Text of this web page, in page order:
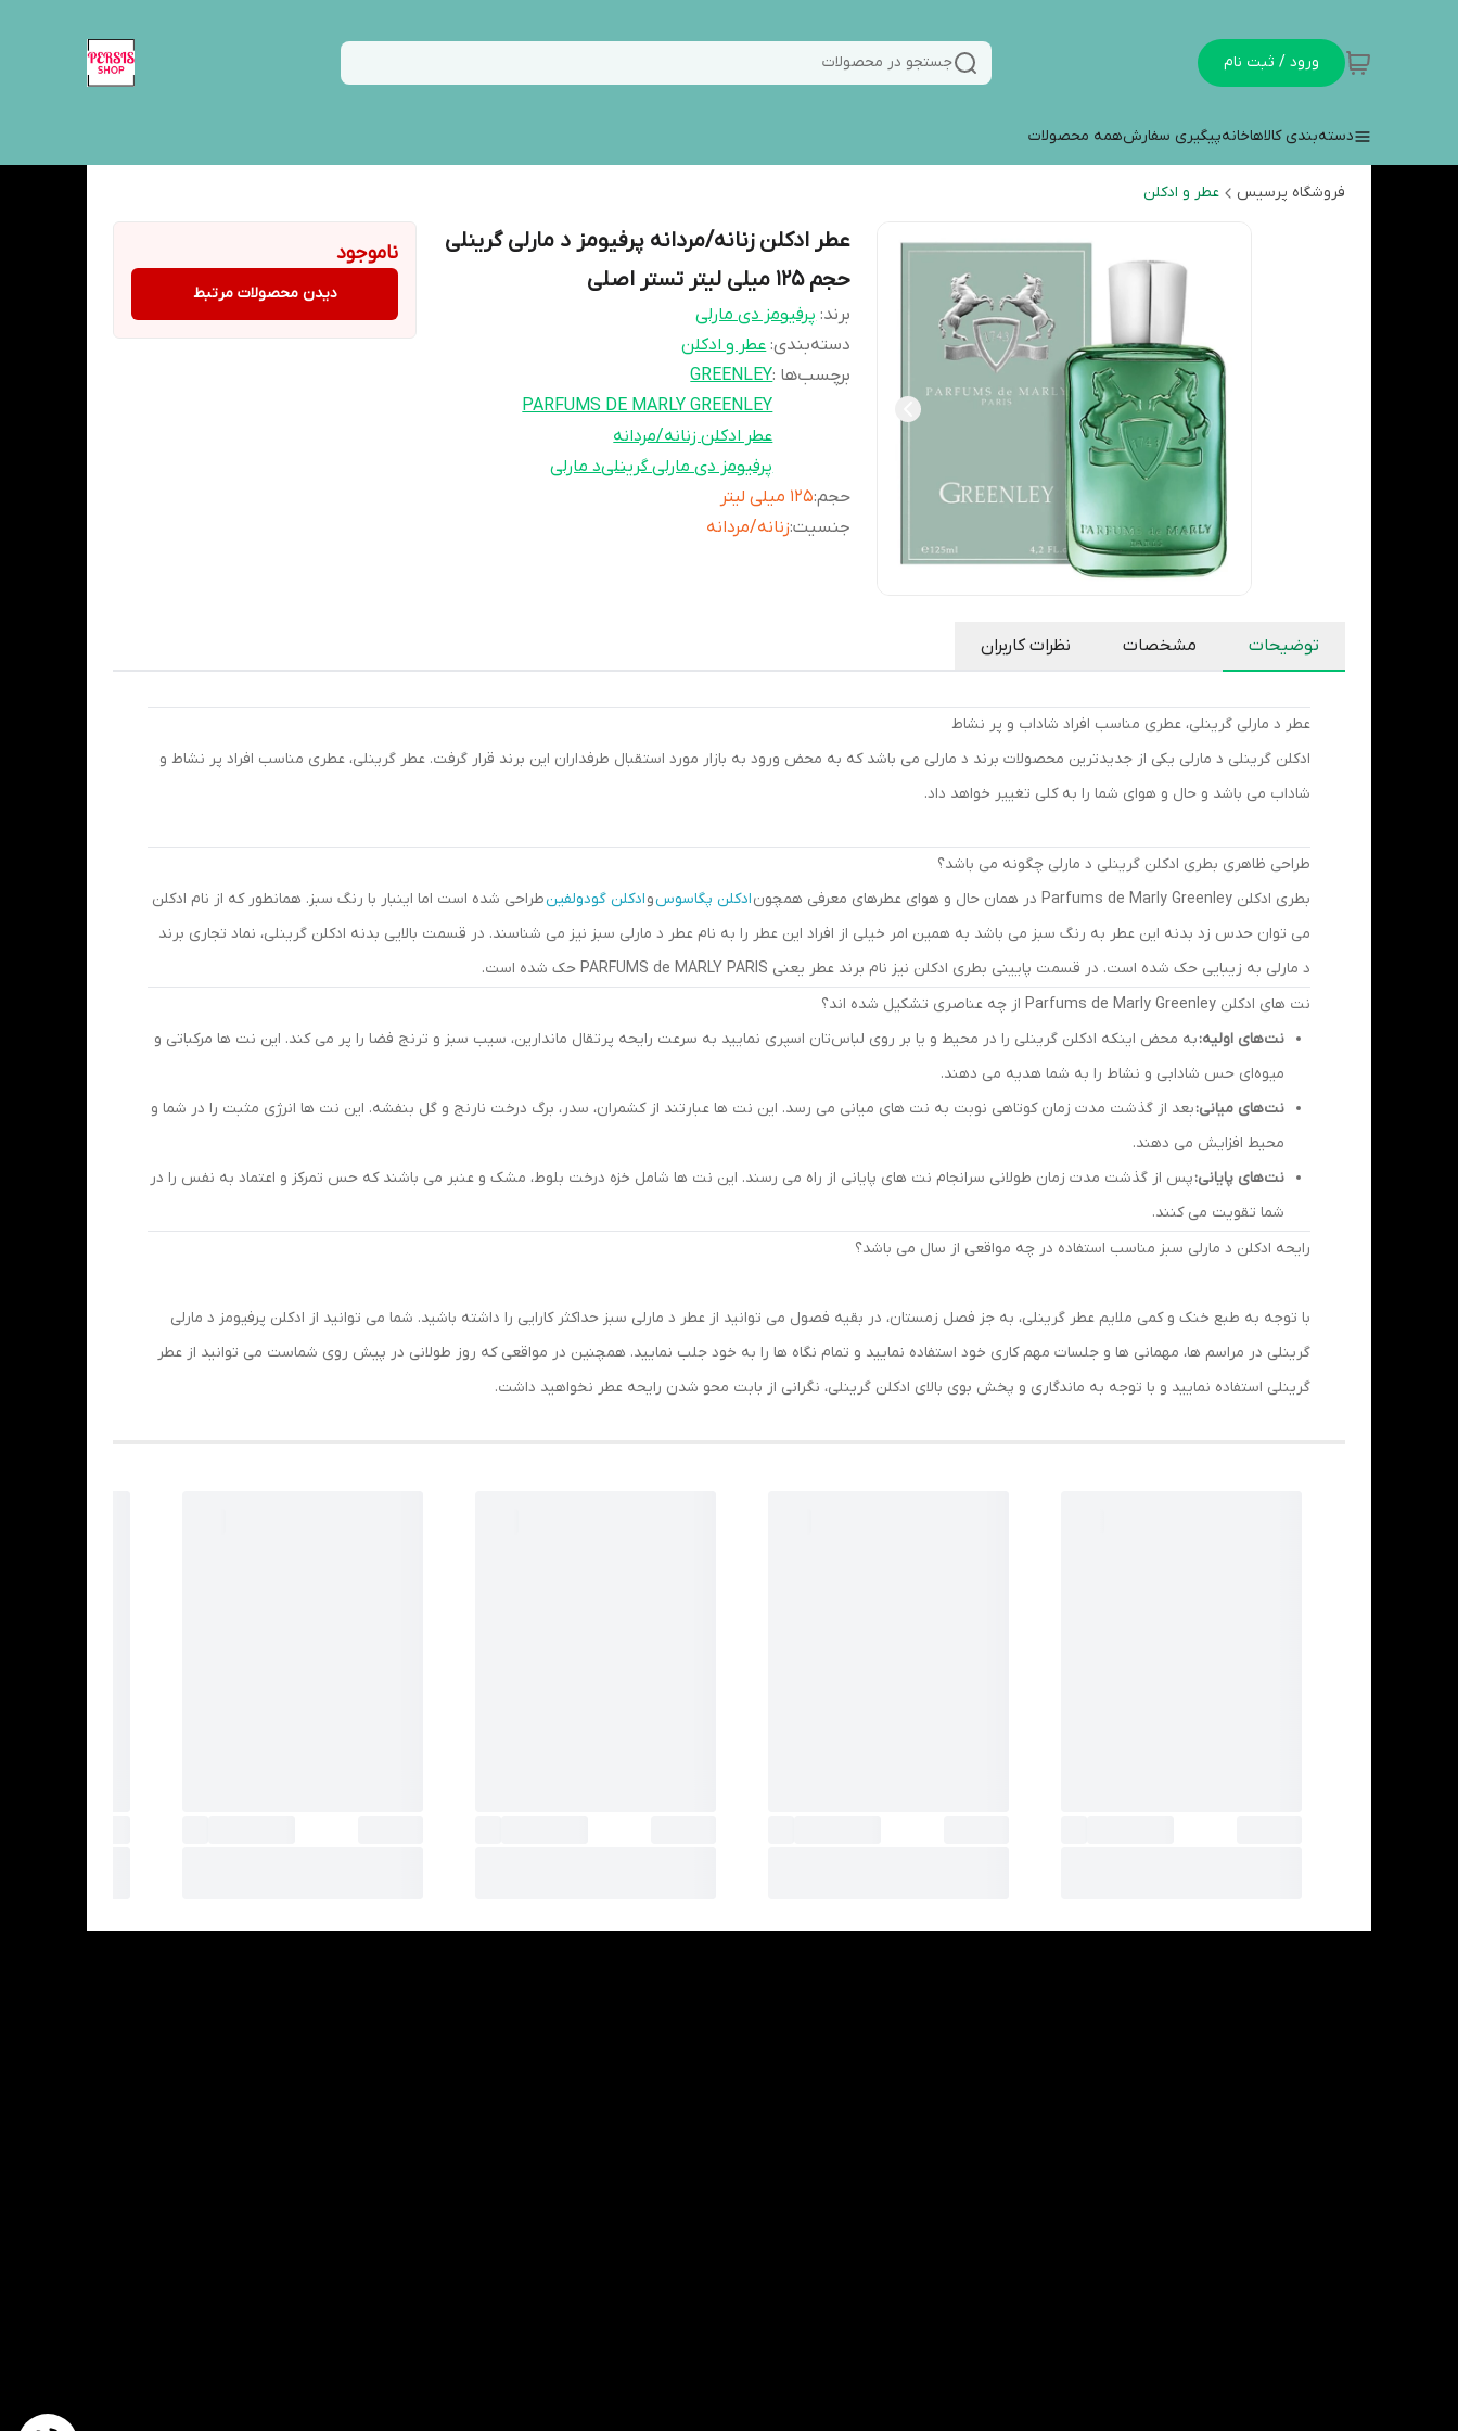
ورود / ثبت نام جستجو در محصولات
دسته‌بندی کالاهاخانهپیگیری سفارشهمه محصولات
فروشگاه پرسیس عطر و ادکلن
عطر ادکلن زنانه/مردانه پرفیومز د مارلی گرینلی
حجم 125 میلی لیتر تستر اصلی
برند: پرفیومز دی مارلی
دسته‌بندی:عطر و ادکلن
برچسب‌ها :GREENLEY
PARFUMS DE MARLY GREENLEY
عطر ادکلن زنانه/مردانه
پرفیومز دی مارلی گرینلید مارلی
حجم:125 میلی لیتر
جنسیت:زنانه/مردانه
ناموجود
دیدن محصولات مرتبط
توضیحات مشخصات نظرات کاربران
عطر د مارلی گرینلی، عطری مناسب افراد شاداب و پر نشاط
ادکلن گرینلی د مارلی یکی از جدیدترین محصولات برند د مارلی می باشد که به محض ورود به بازار مورد استقبال طرفداران این برند قرار گرفت. عطر گرینلی، عطری مناسب افراد پر نشاط و
شاداب می باشد و حال و هوای شما را به کلی تغییر خواهد داد.
طراحی ظاهری بطری ادکلن گرینلی د مارلی چگونه می باشد؟
بطری ادکلن Parfums de Marly Greenley در همان حال و هوای عطرهای معرفی همچون
ادکلن پگاسوسوادکلن گودولفینطراحی شده است اما اینبار با رنگ سبز. همانطور که از نام ادکلن
می توان حدس زد بدنه این عطر به رنگ سبز می باشد به همین امر خیلی از افراد این عطر را به نام عطر د مارلی سبز نیز می شناسند. در قسمت بالایی بدنه ادکلن گرینلی، نماد تجاری برند
د مارلی به زیبایی حک شده است. در قسمت پایینی بطری ادکلن نیز نام برند عطر یعنی PARFUMS de MARLY PARIS حک شده است.
نت های ادکلن Parfums de Marly Greenley از چه عناصری تشکیل شده اند؟
نت‌های اولیه:به محض اینکه ادکلن گرینلی را در محیط و یا بر روی لباس‌تان اسپری نمایید به سرعت رایحه پرتقال ماندارین، سیب سبز و ترنج فضا را پر می کند. این نت ها مرکباتی و
میوه‌ای حس شادابی و نشاط را به شما هدیه می دهند.
نت‌های میانی:بعد از گذشت مدت زمان کوتاهی نوبت به نت های میانی می رسد. این نت ها عبارتند از کشمران، سدر، برگ درخت نارنج و گل بنفشه. این نت ها انرژی مثبت را در شما و
محیط افزایش می دهند.
نت‌های پایانی:پس از گذشت مدت زمان طولانی سرانجام نت های پایانی از راه می رسند. این نت ها شامل خزه درخت بلوط، مشک و عنبر می باشند که حس تمرکز و اعتماد به نفس را در
شما تقویت می کنند.
رایحه ادکلن د مارلی سبز مناسب استفاده در چه مواقعی از سال می باشد؟
با توجه به طبع خنک و کمی ملایم عطر گرینلی، به جز فصل زمستان، در بقیه فصول می توانید از عطر د مارلی سبز حداکثر کارایی را داشته باشید. شما می توانید از ادکلن پرفیومز د مارلی
گرینلی در مراسم ها، مهمانی ها و جلسات مهم کاری خود استفاده نمایید و تمام نگاه ها را به خود جلب نمایید. همچنین در مواقعی که روز طولانی در پیش روی شماست می توانید از عطر
گرینلی استفاده نمایید و با توجه به ماندگاری و پخش بوی بالای ادکلن گرینلی، نگرانی از بابت محو شدن رایحه عطر نخواهید داشت.